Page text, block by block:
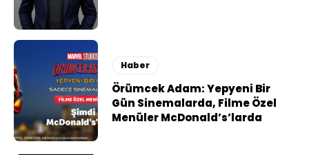
Haber
Örümcek Adam: Yepyeni Bir
Gün Sinemalarda, Filme Özel
Menüler McDonald’s’larda